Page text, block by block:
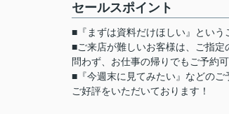
セールスポイント
■『まずは資料だけほしい』という
■ご来店が難しいお客様は、ご指
問わず、お仕事の帰りでもご予約
■『今週末に見てみたい』などの
ご好評をいただいております！